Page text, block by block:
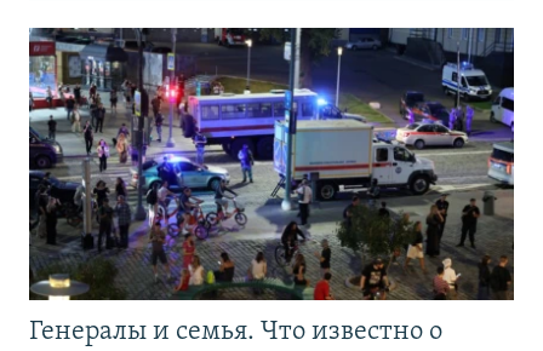
Генералы и семья. Что известно о